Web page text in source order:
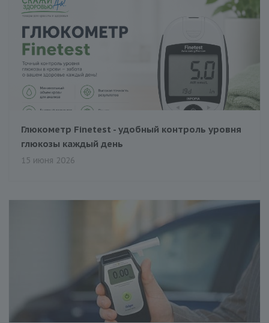
Глюкометр Finetest - удобный контроль уровня
глюкозы каждый день
15 июня 2026